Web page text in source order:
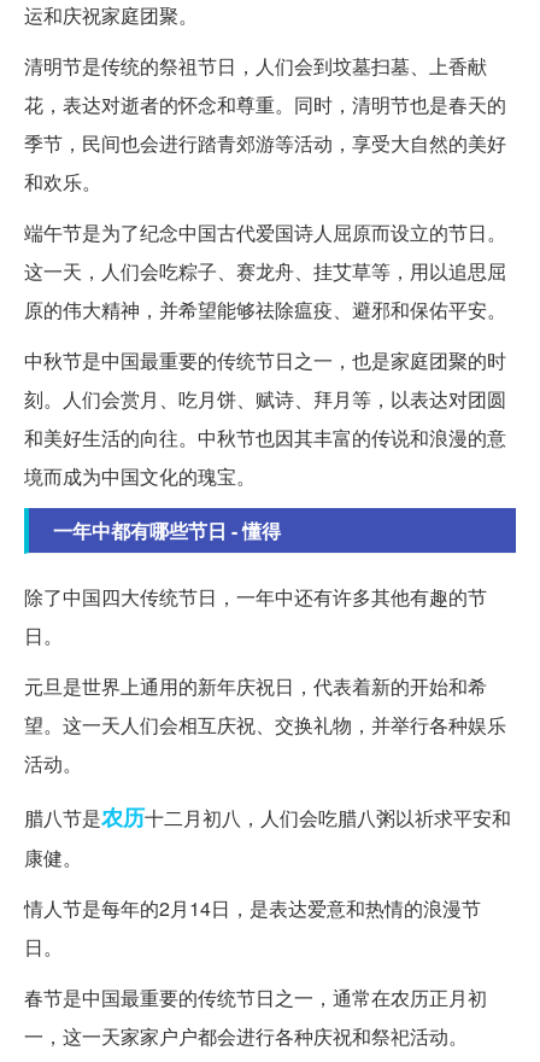
运和庆祝家庭团聚。
清明节是传统的祭祖节日，人们会到坟墓扫墓、上香献
花，表达对逝者的怀念和尊重。同时，清明节也是春天的
季节，民间也会进行踏青郊游等活动，享受大自然的美好
和欢乐。
端午节是为了纪念中国古代爱国诗人屈原而设立的节日。
这一天，人们会吃粽子、赛龙舟、挂艾草等，用以追思屈
原的伟大精神，并希望能够祛除瘟疫、避邪和保佑平安。
中秋节是中国最重要的传统节日之一，也是家庭团聚的时
刻。人们会赏月、吃月饼、赋诗、拜月等，以表达对团圆
和美好生活的向往。中秋节也因其丰富的传说和浪漫的意
境而成为中国文化的瑰宝。
一年中都有哪些节日 - 懂得
除了中国四大传统节日，一年中还有许多其他有趣的节
日。
元旦是世界上通用的新年庆祝日，代表着新的开始和希
望。这一天人们会相互庆祝、交换礼物，并举行各种娱乐
活动。
腊八节是农历十二月初八，人们会吃腊八粥以祈求平安和
康健。
情人节是每年的2月14日，是表达爱意和热情的浪漫节
日。
春节是中国最重要的传统节日之一，通常在农历正月初
一，这一天家家户户都会进行各种庆祝和祭祀活动。